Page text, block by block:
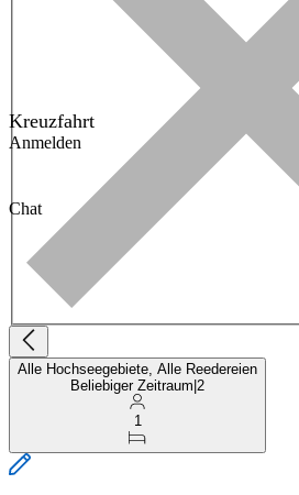
Kreuzfahrt
Anmelden
Chat
Alle Hochseegebiete, Alle Reedereien
Beliebiger Zeitraum 2
1